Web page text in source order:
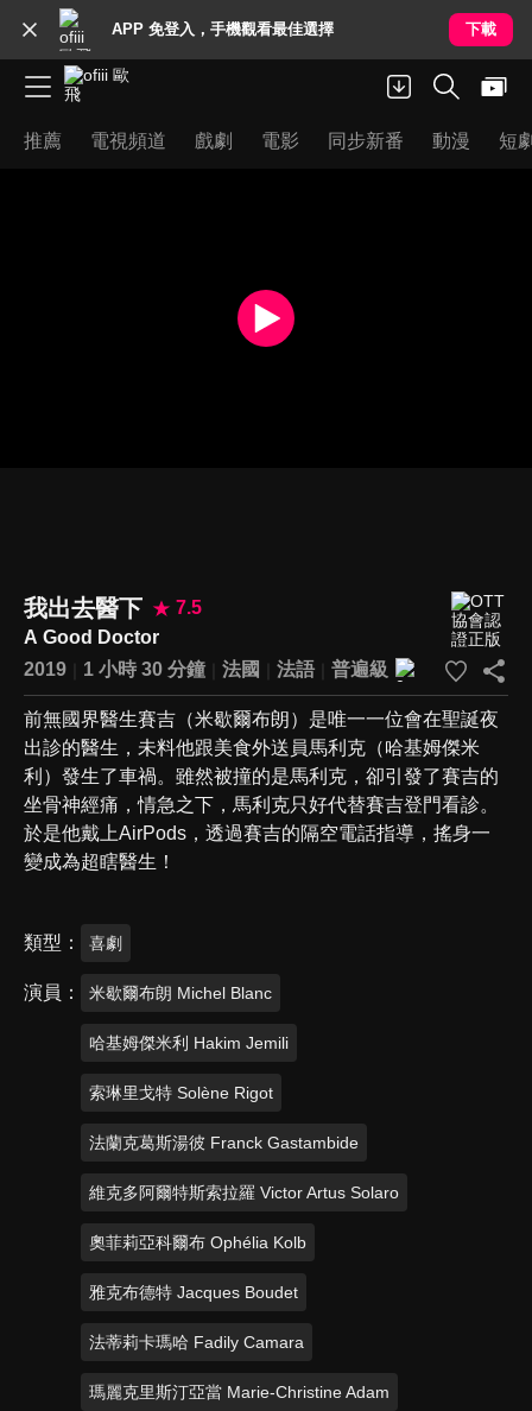
APP 免登入，手機觀看最佳選擇 下載
推薦 電視頻道 戲劇 電影 同步新番 動漫 短
我出去醫下
7.5
A Good Doctor
2019
1 小時 30 分鐘 法國 法語 普遍級
前無國界醫生賽吉（米歇爾布朗）是唯一一位會在聖誕夜
出診的醫生，未料他跟美食外送員馬利克（哈基姆傑米
利）發生了車禍。雖然被撞的是馬利克，卻引發了賽吉的
坐骨神經痛，情急之下，馬利克只好代替賽吉登門看診。
於是他戴上AirPods，透過賽吉的隔空電話指導，搖身一
變成為超瞎醫生！
類型 喜劇
演員 米歇爾布朗 Michel Blanc
哈基姆傑米利 Hakim Jemili
索琳里戈特 Solène Rigot
法蘭克葛斯湯彼 Franck Gastambide
維克多阿爾特斯索拉羅 Victor Artus Solaro
奧菲莉亞科爾布 Ophélia Kolb
雅克布德特 Jacques Boudet
法蒂莉卡瑪哈 Fadily Camara
瑪麗克里斯汀亞當 Marie-Christine Adam